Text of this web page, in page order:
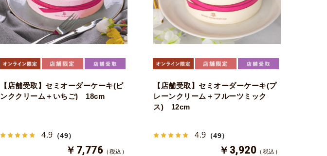
【店舗受取】セミオーダーケーキ(ピ
ンククリーム＋いちご) 18cm
4.9 （49）
￥7,776 （税込）
【店舗受取】セミオーダーケーキ(プ
レーンクリーム＋フルーツミック
ス) 12cm
4.9 （49）
￥3,920 （税込）